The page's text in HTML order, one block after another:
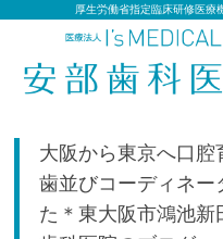
厚生労働省指定臨床研修医療
大阪から東京へ口腔
歯並びコーディネー
た＊東大阪市鴻池新